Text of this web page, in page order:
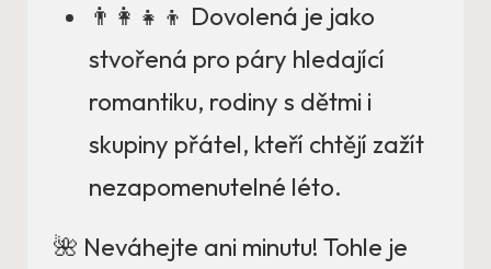
👨‍👩‍👧‍👦 Dovolená je jako
stvořená pro páry hledající
romantiku, rodiny s dětmi i
skupiny přátel, kteří chtějí zažít
nezapomenutelné léto.
🌺 Neváhejte ani minutu! Tohle je